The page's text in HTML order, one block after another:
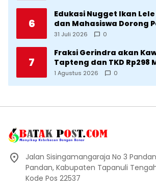
6
Edukasi Nugget Ikan
dan Mahasiswa Dorong
Stunting di Desa
31 Juli 2026 0
7
Fraksi Gerindra akan
Tapteng dan TKD Rp298
Sampai Pekerjaan Pusat
1 Agustus 2026 0
Jalan Sisingamangaraja No 3
Pandan, Kabupaten Tapanuli
Kode Pos 22537